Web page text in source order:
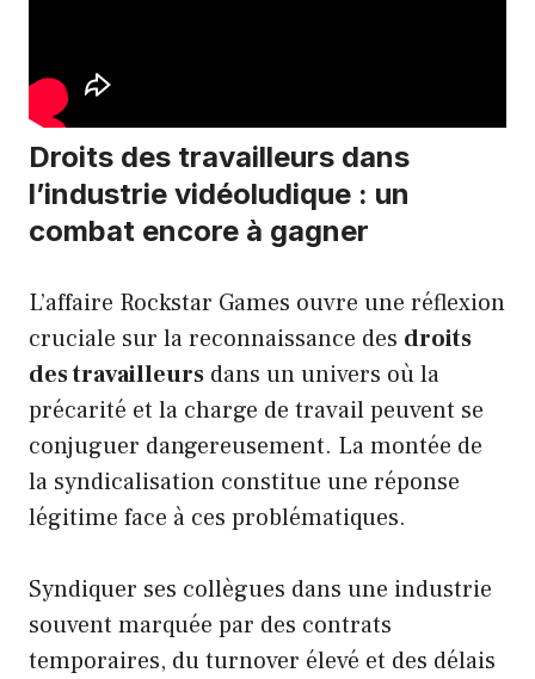
Droits des travailleurs dans
l’industrie vidéoludique : un
combat encore à gagner
L’affaire Rockstar Games ouvre une réflexion
cruciale sur la reconnaissance des droits
des travailleurs dans un univers où la
précarité et la charge de travail peuvent se
conjuguer dangereusement. La montée de
la syndicalisation constitue une réponse
légitime face à ces problématiques.
Syndiquer ses collègues dans une industrie
souvent marquée par des contrats
temporaires, du turnover élevé et des délais